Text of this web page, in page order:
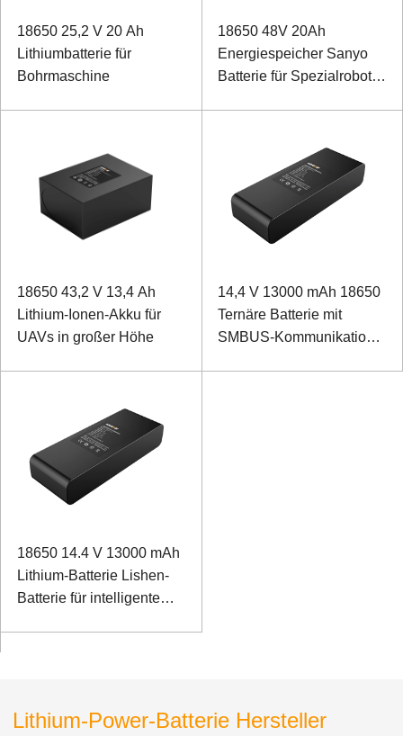
18650 25,2 V 20 Ah
Lithiumbatterie für
Bohrmaschine
18650 48V 20Ah
Energiespeicher Sanyo
Batterie für Spezialroboter
18650 43,2 V 13,4 Ah
Lithium-Ionen-Akku für
UAVs in großer Höhe
14,4 V 13000 mAh 18650
Ternäre Batterie mit
SMBUS-Kommunikation
18650 14.4 V 13000 mAh
Lithium-Batterie Lishen-
Batterie für intelligente
Lithium-Power-Batterie Hersteller